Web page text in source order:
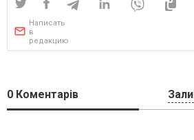
Написать
в
редакцию
0 Коментарів